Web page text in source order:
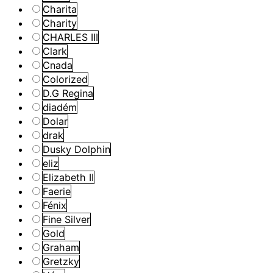
Charita
Charity
CHARLES III
Clark
Cnada
Colorized
D.G Regina
diadém
Dolar
drak
Dusky Dolphin
eliz
Elizabeth II
Faerie
Fénix
Fine Silver
Gold
Graham
Gretzky